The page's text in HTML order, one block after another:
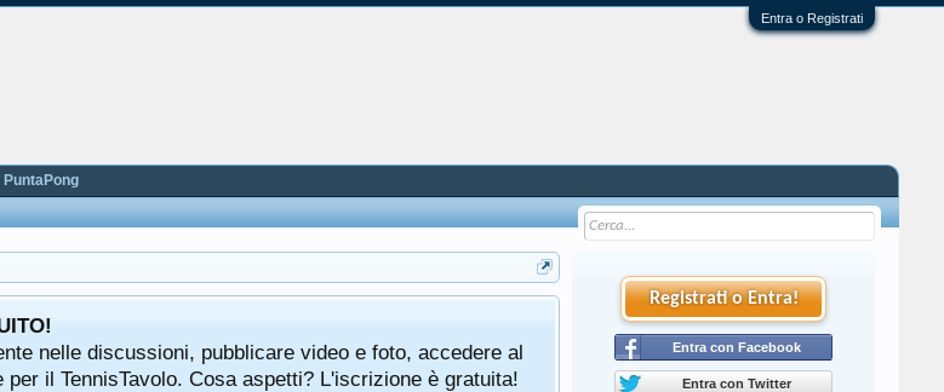
Entra o Registrati
nelle discussioni, pubblicare video e foto, accedere al
il TennisTavolo. Cosa aspetti? L'iscrizione è gratuita!
Tutti gli utenti che partecipano al
cliccando qui di seguito:Regolamento
Registrati o Entra!
Entra con Facebook
Entra con Twitter
PuntaPong